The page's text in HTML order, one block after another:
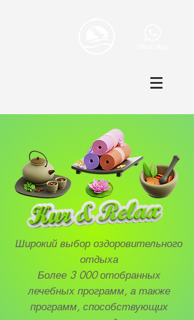
Широкий выбор оздоровительного
отдыха
Более 3 000 отобранных
лечебных программ, а также
программ, способствующих